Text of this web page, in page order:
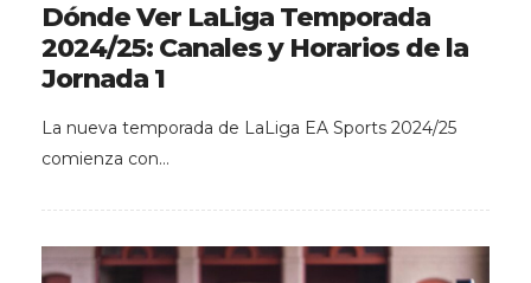
Dónde Ver LaLiga Temporada
2024/25: Canales y Horarios de la
Jornada 1
La nueva temporada de LaLiga EA Sports 2024/25
comienza con…